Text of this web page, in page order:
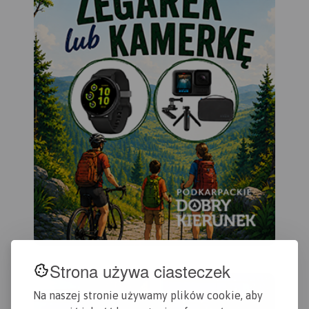
Strona używa ciasteczek
Na naszej stronie używamy plików cookie, aby